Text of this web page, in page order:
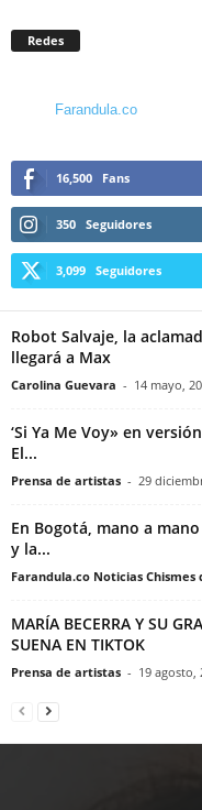
Redes
Farandula.co
16,500 Fans
350 Seguidores
3,099 Seguidores
Robot Salvaje, la
llegará a Max
Carolina Guevara - 14 mayo,
‘Si Ya Me Voy» en
El...
Prensa de artistas - 29
En Bogotá, mano a
y la...
Farandula.co Noticias Chismes
MARÍA BECERRA Y SU
SUENA EN TIKTOK
Prensa de artistas - 19 agosto,